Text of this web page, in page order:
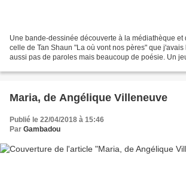
Une bande-dessinée découverte à la médiathèque et
celle de Tan Shaun "La où vont nos pères" que
aussi pas de paroles mais beaucoup de poésie. Un
Maria, de Angélique Villeneuve
Publié le 22/04/2018 à 15:46
Par Gambadou